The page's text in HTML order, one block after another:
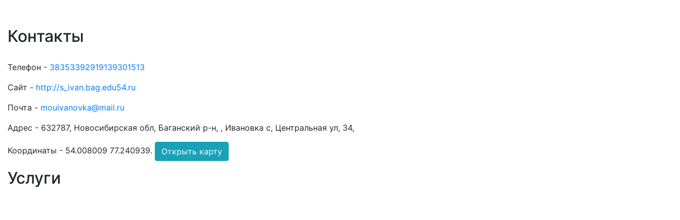
Контакты
Телефон - 38353392919139301513
Сайт - http://s_ivan.bag.edu54.ru
Почта - mouivanovka@mail.ru
Адрес - 632787, Новосибирская обл, Баганский р-н, , Ивановка с, Центральная ул, 34,
Координаты - 54.008009 77.240939. Открыть карту
Услуги